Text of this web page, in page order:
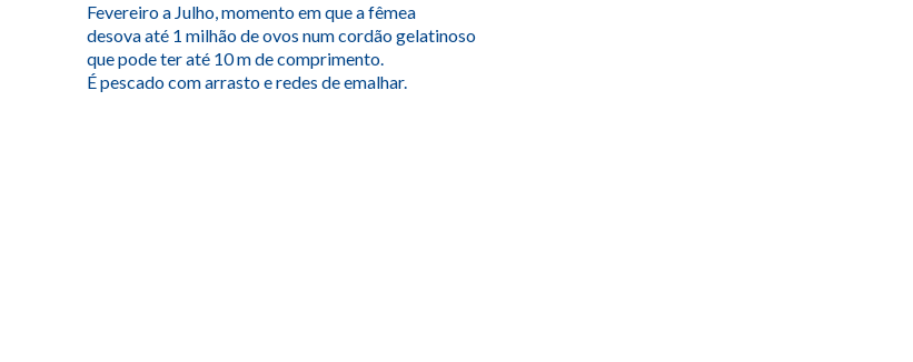
Fevereiro a Julho, momento em que a fêmea
desova até 1 milhão de ovos num cordão gelatinoso
que pode ter até 10 m de comprimento.
É pescado com arrasto e redes de emalhar.